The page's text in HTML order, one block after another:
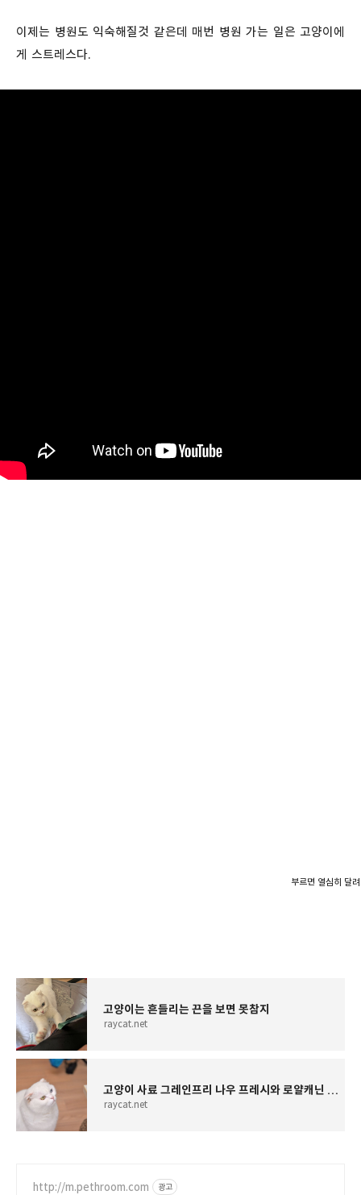
이제는 병원도 익숙해질것 같은데 매번 병원 가는 일은 고양이에
게 스트레스다.
부르면 열심히 달
고양이는 흔들리는 끈을 보면 못참지
raycat.net
고양이 사료 그레인프리 나우 프레시와 로얄캐닌 인도어 비교
raycat.net
http://m.pethroom.com 광고